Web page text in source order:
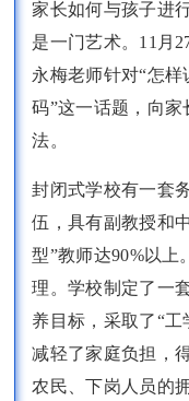
家长如何与孩子进
是一门艺术。11月
永梅老师针对“怎
码”这一话题，向
法。
封闭式学校有一套
伍，具有副教授和
型”教师达90%以上
理。学校制定了一
养目标，采取了“工
减轻了家庭负担，
农民、下岗人员的